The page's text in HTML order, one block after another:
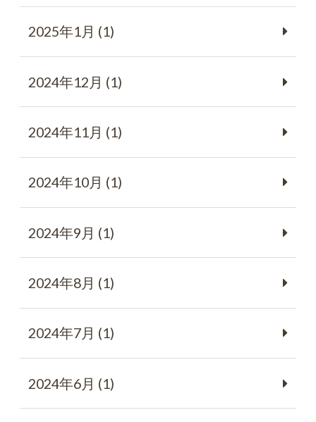
2025年1月 (1)
2024年12月 (1)
2024年11月 (1)
2024年10月 (1)
2024年9月 (1)
2024年8月 (1)
2024年7月 (1)
2024年6月 (1)